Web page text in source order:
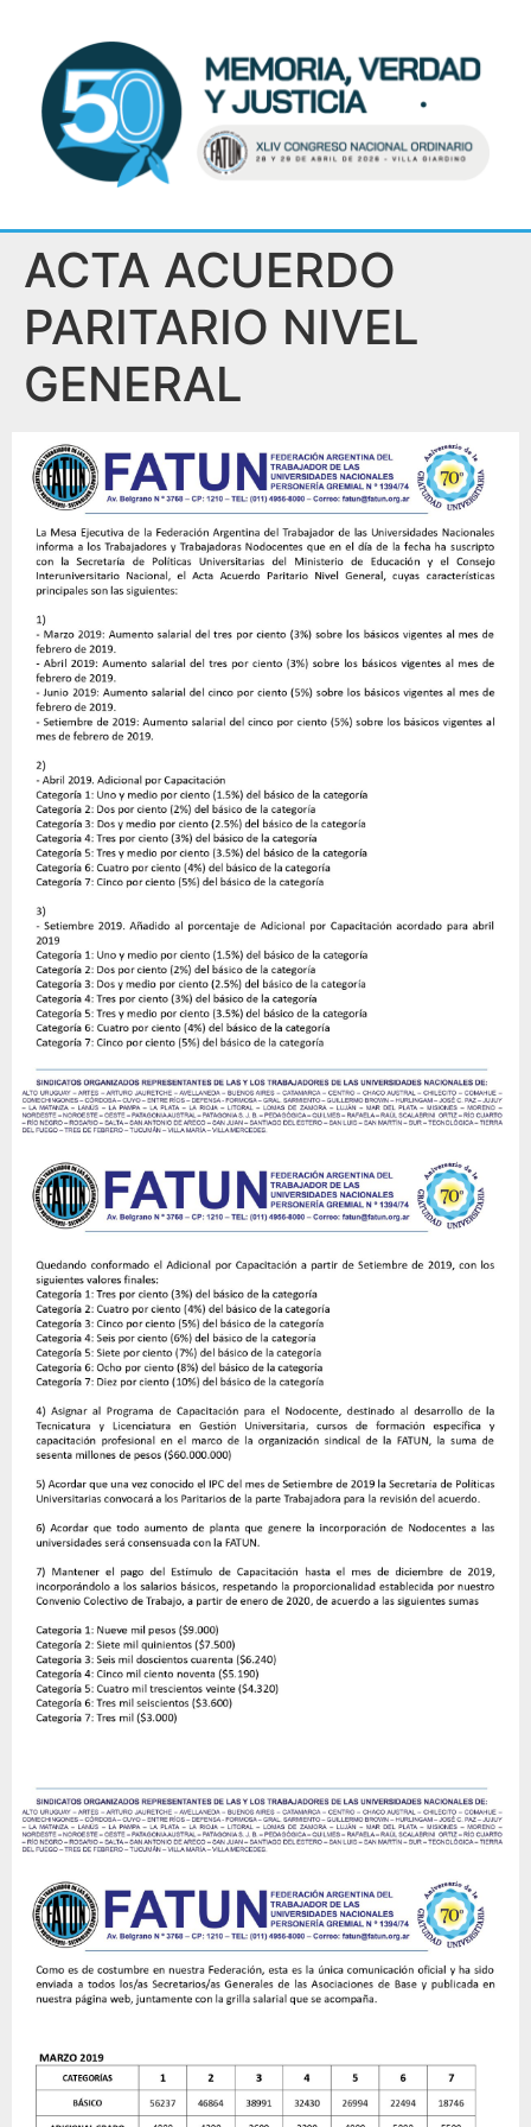
ACTA ACUERDO
PARITARIO NIVEL
GENERAL